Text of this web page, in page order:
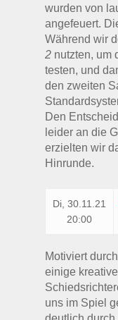
wurden von
angefeuert.
Während wir
2 nutzten, um
testen, und
den zweiten
Den
leider an die
erzielten wir
Hinrunde.
Di, 30.11.21
20:00
Motiviert
einige kreative
uns im Spiel